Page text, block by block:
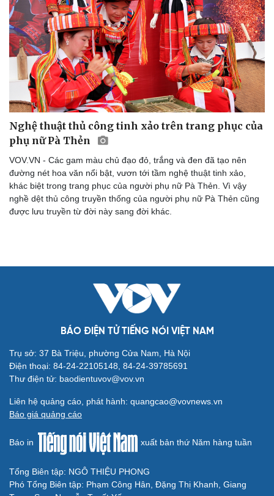
Nghệ thuật thủ công tinh xảo trên trang phục của
phụ nữ Pà Thẻn
VOV.VN - Các gam màu chủ đạo đỏ, trắng và đen đã tạo nên
đường nét hoa văn nổi bật, vươn tới tầm nghệ thuật tinh xảo,
khác biệt trong trang phục của người phụ nữ Pà Thẻn. Vì vậy
nghề dệt thủ công truyền thống của người phụ nữ Pà Thẻn cũng
được lưu truyền từ đời này sang đời khác.
BÁO ĐIỆN TỬ TIẾNG NÓI VIỆT NAM
Trụ sở: 37 Bà Triệu, phường Cửa Nam, Hà Nội
Điện thoại: 84-24-22105148, 84-24-39785691
Thư điện tử: baodientuvov@vov.vn
Liên hệ quảng cáo, phát hành: quangcao@vovnews.vn
Báo giá quảng cáo
Báo in xuất bản thứ Năm hàng tuần
Tổng Biên tập: NGÔ THIỆU PHONG
Phó Tổng Biên tập: Phạm Công Hân, Đặng Thị Khanh, Giang